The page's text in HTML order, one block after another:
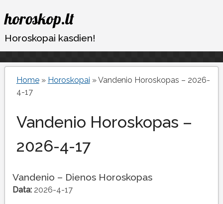
Eiti
prie
turinio
horoskop.lt
Horoskopai kasdien!
Home» Horoskopai »Vandenio Horoskopas – 2026-
4-17
Vandenio Horoskopas –
2026-4-17
Vandenio – Dienos Horoskopas
Data:2026-4-17